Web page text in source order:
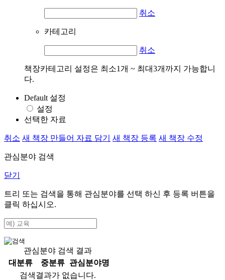
취소
카테고리
취소
책장카테고리 설정은 최소1개 ~ 최대3개까지 가능합니
다.
Default 설정
설정
선택한 자료
취소 새 책장 만들어 자료 담기 새 책장 등록 새 책장 수정
관심분야 검색
닫기
트리 또는 검색을 통해 관심분야를 선택 하신 후 등록 버튼을
클릭 하십시오.
관심분야 검색 결과
대분류
중분류
관심분야명
검색결과가 없습니다.